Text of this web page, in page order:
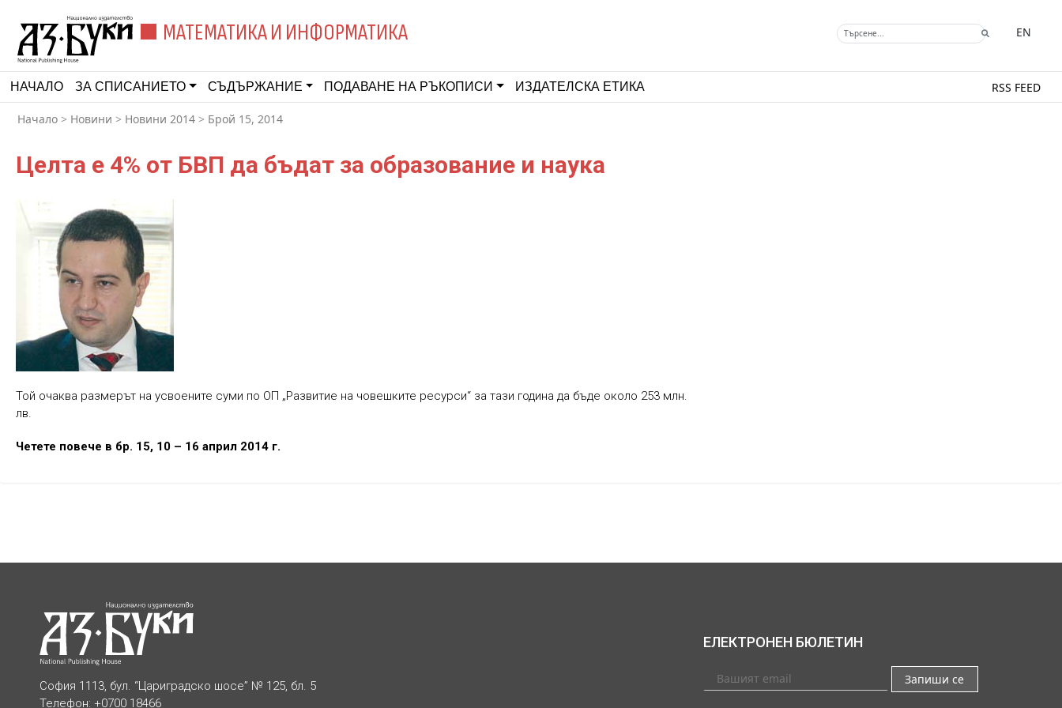
МАТЕМАТИКА И ИНФОРМАТИКА EN
НАЧАЛО ЗА СПИСАНИЕТО СЪДЪРЖАНИЕ ПОДАВАНЕ НА РЪКОПИСИ ИЗДАТЕЛСКА ЕТИКА RSS FEED
Начало > Новини > Новини 2014 > Брой 15, 2014
Целта е 4% от БВП да бъдат за образование и наука
Той очаква размерът на усвоените суми по ОП „Развитие на човешките ресурси“ за тази година да бъде около 253 млн.
лв.
Четете повече в бр. 15, 10 – 16 април 2014 г.
София 1113, бул. “Цариградско шосе” № 125, бл. 5
Телефон: +0700 18466
ЕЛЕКТРОНЕН БЮЛЕТИН
Запиши се